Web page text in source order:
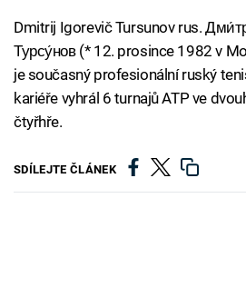
Dmitrij Igorevič Tursunov rus.
Турсу́нов (* 12. prosince 1982 v
je současný profesionální ruský
kariéře vyhrál 6 turnajů ATP ve
čtyřhře.
SDÍLEJTE ČLÁNEK